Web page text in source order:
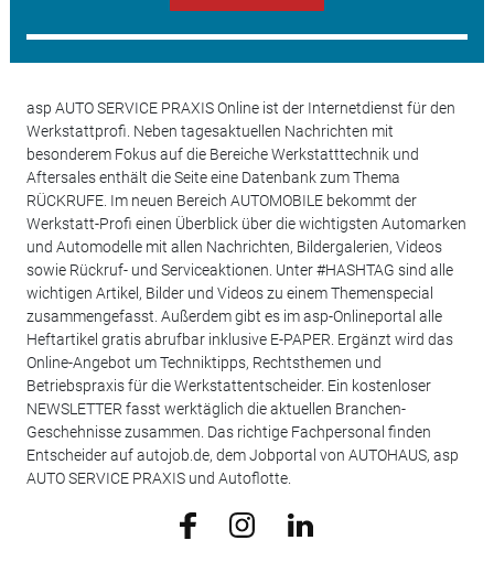
asp AUTO SERVICE PRAXIS Online ist der Internetdienst für den
Werkstattprofi. Neben tagesaktuellen Nachrichten mit
besonderem Fokus auf die Bereiche Werkstatttechnik und
Aftersales enthält die Seite eine Datenbank zum Thema
RÜCKRUFE. Im neuen Bereich AUTOMOBILE bekommt der
Werkstatt-Profi einen Überblick über die wichtigsten Automarken
und Automodelle mit allen Nachrichten, Bildergalerien, Videos
sowie Rückruf- und Serviceaktionen. Unter #HASHTAG sind alle
wichtigen Artikel, Bilder und Videos zu einem Themenspecial
zusammengefasst. Außerdem gibt es im asp-Onlineportal alle
Heftartikel gratis abrufbar inklusive E-PAPER. Ergänzt wird das
Online-Angebot um Techniktipps, Rechtsthemen und
Betriebspraxis für die Werkstattentscheider. Ein kostenloser
NEWSLETTER fasst werktäglich die aktuellen Branchen-
Geschehnisse zusammen. Das richtige Fachpersonal finden
Entscheider auf autojob.de, dem Jobportal von AUTOHAUS, asp
AUTO SERVICE PRAXIS und Autoflotte.